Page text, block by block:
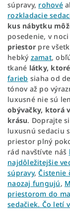
súpravy, rohové
rozkladacie
kus nábytku
posedenie, v
priestor pre
hebký zamat,
tkané látky, ktoré
farieb siaha od
tónov až po
luxusné nie sú
obývačky, ktorá
krásu. Doprajte
luxusnú sedaciu
priestor plný
rád navštívte náš
najdôležitejšie
súpravy,Čistenie
naozaj fungujú,
priestorom do
sedačiek. Čo letí